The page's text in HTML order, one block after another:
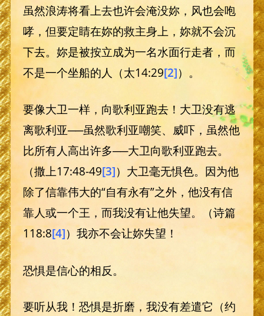
虽然浪涛将看上去也许会淹没妳，风也会咆
哮，但要定睛在妳的救主身上，妳就不会沉
下去。妳是被按立成为一名水面行走者，而
不是一个坐船的人（太14:29[2]）。
要像大卫一样，向歌利亚跑去！大卫没有逃
离歌利亚──虽然歌利亚嘲笑、威吓，虽然他
比所有人高出许多──大卫向歌利亚跑去。
（撒上17:48-49[3]）大卫毫无惧色。因为他
除了信靠伟大的“自有永有”之外，他没有信
靠人或一个王，而我没有让他失望。（诗篇
118:8[4]）我亦不会让妳失望！
恐惧是信心的相反。
要听从我！恐惧是折磨，我没有差遣它（约